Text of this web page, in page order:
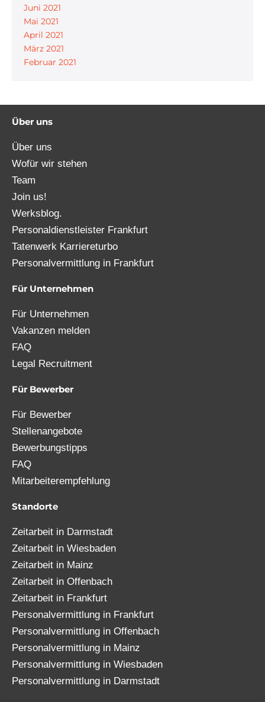
Juni 2021
Mai 2021
April 2021
März 2021
Februar 2021
Über uns
Über uns
Wofür wir stehen
Team
Join us!
Werksblog.
Personaldienstleister Frankfurt
Tatenwerk Karriereturbo
Personalvermittlung in Frankfurt
Für Unternehmen
Für Unternehmen
Vakanzen melden
FAQ
Legal Recruitment
Für Bewerber
Für Bewerber
Stellenangebote
Bewerbungstipps
FAQ
Mitarbeiterempfehlung
Standorte
Zeitarbeit in Darmstadt
Zeitarbeit in Wiesbaden
Zeitarbeit in Mainz
Zeitarbeit in Offenbach
Zeitarbeit in Frankfurt
Personalvermittlung in Frankfurt
Personalvermittlung in Offenbach
Personalvermittlung in Mainz
Personalvermittlung in Wiesbaden
Personalvermittlung in Darmstadt